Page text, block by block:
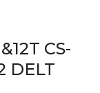
CS-
DELT